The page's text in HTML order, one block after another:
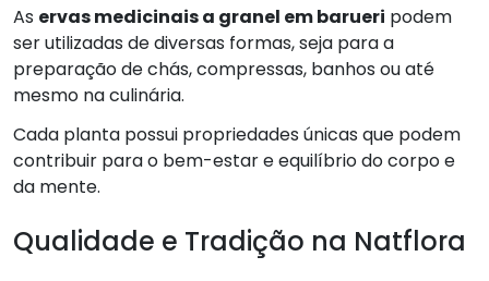
As ervas medicinais a granel em barueri podem
ser utilizadas de diversas formas, seja para a
preparação de chás, compressas, banhos ou até
mesmo na culinária.
Cada planta possui propriedades únicas que podem
contribuir para o bem-estar e equilíbrio do corpo e
da mente.
Qualidade e Tradição na Natflora